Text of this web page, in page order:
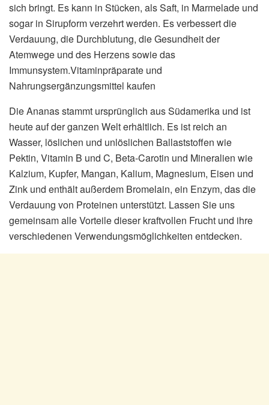
sich bringt. Es kann in Stücken, als Saft, in Marmelade und
sogar in Sirupform verzehrt werden. Es verbessert die
Verdauung, die Durchblutung, die Gesundheit der
Atemwege und des Herzens sowie das
Immunsystem.Vitaminpräparate und
Nahrungsergänzungsmittel kaufen
Die Ananas stammt ursprünglich aus Südamerika und ist
heute auf der ganzen Welt erhältlich. Es ist reich an
Wasser, löslichen und unlöslichen Ballaststoffen wie
Pektin, Vitamin B und C, Beta-Carotin und Mineralien wie
Kalzium, Kupfer, Mangan, Kalium, Magnesium, Eisen und
Zink und enthält außerdem Bromelain, ein Enzym, das die
Verdauung von Proteinen unterstützt. Lassen Sie uns
gemeinsam alle Vorteile dieser kraftvollen Frucht und ihre
verschiedenen Verwendungsmöglichkeiten entdecken.